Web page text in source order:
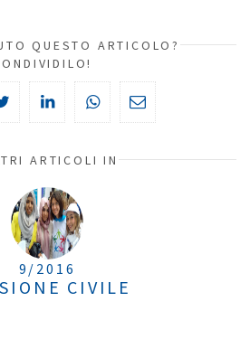
QUESTO ARTICOLO?
ARTICOLI IN
9/2016
CIVILE